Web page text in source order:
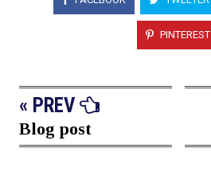
PINTEREST
« PREV
Blog post